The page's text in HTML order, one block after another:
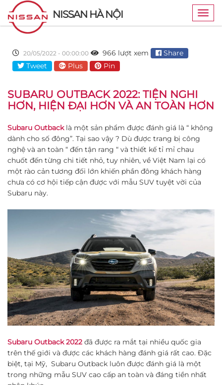
NISSAN HÀ NỘI
20/05/2022 - 00:00:00 966 lượt xem
Share
Tweet
Plus Pin
SUBARU OUTBACK 2022: TIỆN NGHI
HƠN, HIỆN ĐẠI HƠN VÀ AN TOÀN HƠN
Subaru Outbacklà một sản phẩm được đánh giá là “ không
dành cho số đông”. Tại sao vậy ? Dù được trang bị công
nghệ và an toàn “ đến tận rang “ và thiết kế tỉ mỉ chau
chuốt đến từng chi tiết nhỏ, tuy nhiên, về Việt Nam lại có
một rào cản tương đối lớn khiến phần đông khách hàng
chưa có cơ hội tiếp cận được với mẫu SUV tuyệt vời của
Subaru này.
Subaru Outback 2022 đã được ra mắt tại nhiều quốc gia
trên thế giới và được các khách hàng đánh giá rất cao. Đặc
biệt, tại Mỹ, Subaru Outback luôn được đánh giá là một
trong những mẫu SUV cao cấp an toàn và đáng tiền nhất